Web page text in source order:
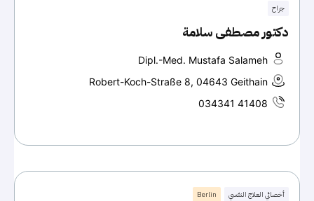
جراح
دكتور مصطفى سلامة
Dipl.-Med. Mustafa Salameh
Robert-Koch-Straße 8, 04643 Geithain
034341 41408
أخصائي العلاج النفسي Berlin